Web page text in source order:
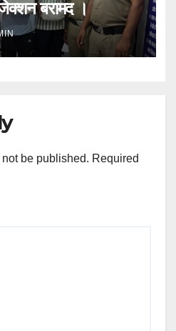
बरामद ।
be published. Required